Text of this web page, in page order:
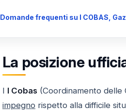
Domande frequenti su I COBAS,
La posizione
I I Cobas(Coordinamento delle
impegno rispetto alla difficile